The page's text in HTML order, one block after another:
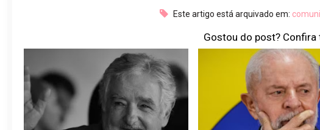
Este artigo está arquivado em:
Gostou do post? Confira